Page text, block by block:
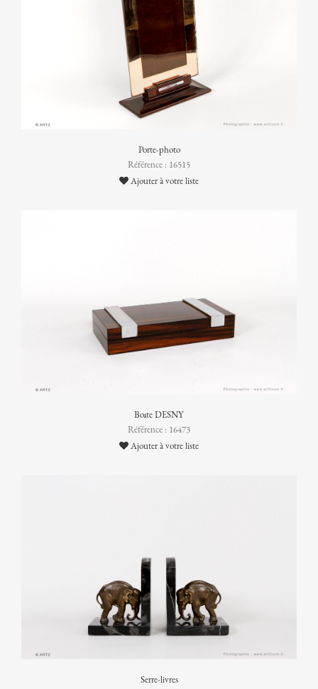
Porte-photo
Référence : 16515
Ajouter à votre liste
Boîte DESNY
Référence : 16473
Ajouter à votre liste
Serre-livres